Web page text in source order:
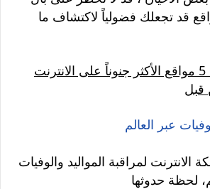
قد تجعلك فضولياً لاكتشاف ما
تعرّف على خمسة 5 مواقع الأكثر جنوناً على الانترنت
قبل
عبر العالم
لمراقبة المواليد والوفيات
لحظة حدوثها